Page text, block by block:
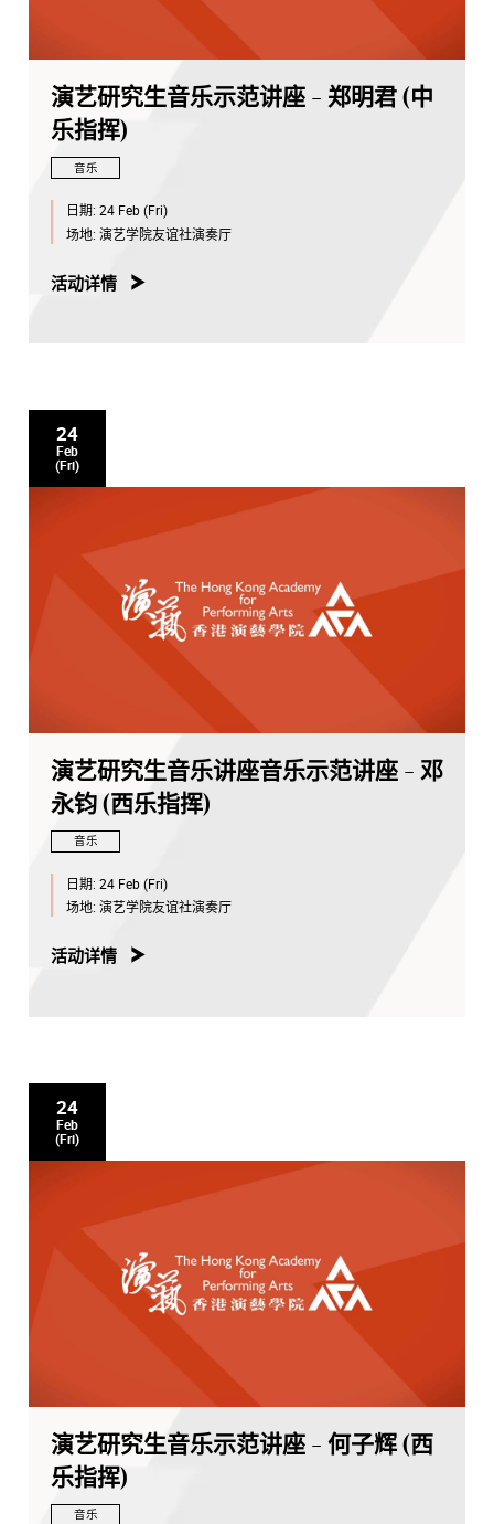
演艺研究生音乐示范讲座 - 郑明君 (中
乐指挥)
音乐
日期: 24 Feb (Fri)
场地: 演艺学院友谊社演奏厅
活动详情
24
Feb
(Fri)
演艺研究生音乐讲座音乐示范讲座 - 邓
永钧 (西乐指挥)
音乐
日期: 24 Feb (Fri)
场地: 演艺学院友谊社演奏厅
活动详情
24
Feb
(Fri)
演艺研究生音乐示范讲座 - 何子辉 (西
乐指挥)
音乐